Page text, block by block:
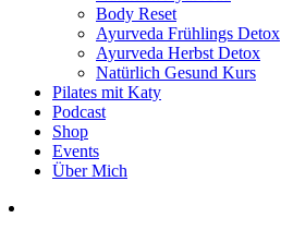
Body Reset
Ayurveda Frühlings Detox
Ayurveda Herbst Detox
Natürlich Gesund Kurs
Pilates mit Katy
Podcast
Shop
Events
Über Mich